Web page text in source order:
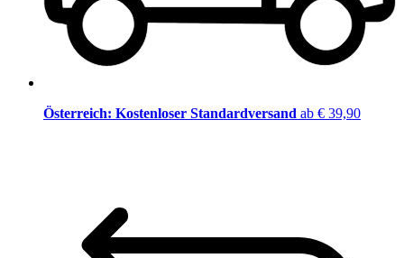
Österreich: Kostenloser Standardversand ab € 39,90